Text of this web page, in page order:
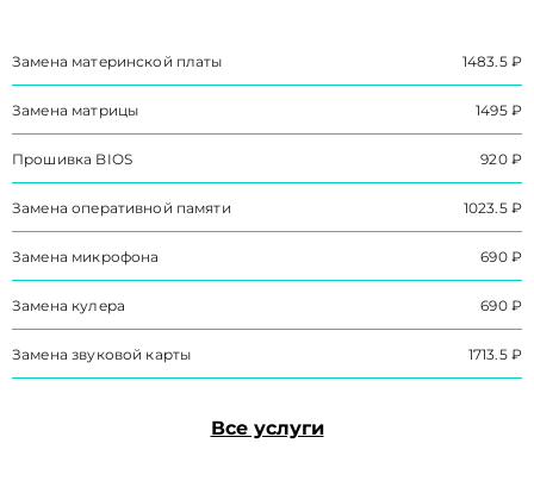
Замена материнской платы 1483.5 ₽
Замена матрицы 1495 ₽
Прошивка BIOS 920 ₽
Замена оперативной памяти 1023.5 ₽
Замена микрофона 690 ₽
Замена кулера 690 ₽
Замена звуковой карты 1713.5 ₽
Все услуги